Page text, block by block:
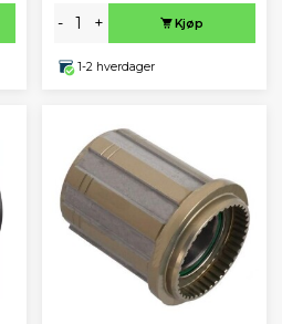
- + Kjøp
1-2 hverdager